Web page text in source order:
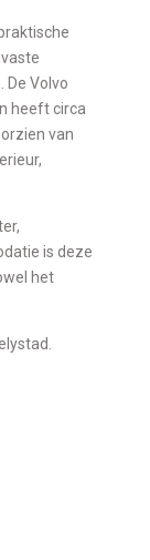
De Volvo
heeft circa
van
is deze
het